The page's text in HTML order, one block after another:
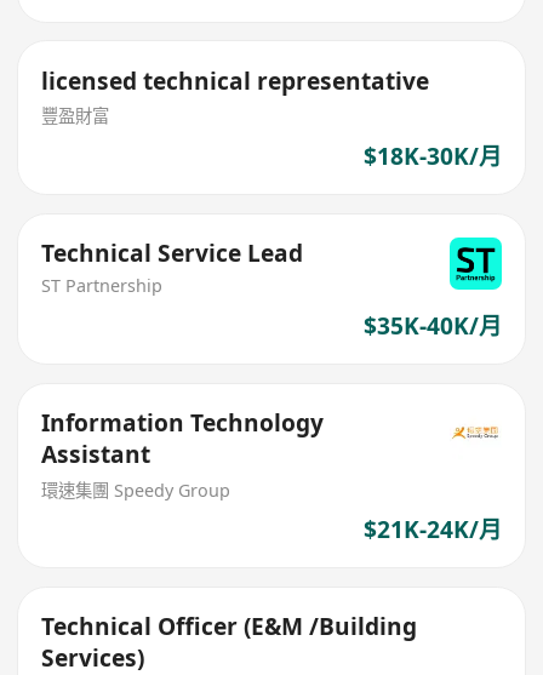
licensed technical representative
豐盈財富
$18K-30K/月
Technical Service Lead
ST Partnership
$35K-40K/月
Information Technology
Assistant
環速集團 Speedy Group
$21K-24K/月
Technical Officer (E&M /Building
Services)